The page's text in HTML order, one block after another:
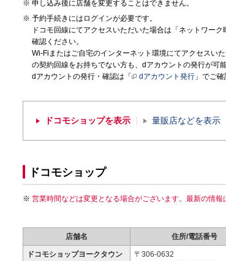
申し込み後に店舗を変更することはできません。
予約手続きにはログインが必要です。
ドコモ回線にてアクセスいただいた場合は「ネットワー
確認ください。
Wi-Fiまたはご自宅のインターネット環境にてアクセスい
の契約回線をお持ちでない方も、dアカウントの発行が可能
dアカウントの発行・確認は「
dアカウント発行 」でご確
ドコモショップを表示 量販店などを表示
ドコモショップ
営業時間などは変更となる場合がございます。最新の情報
店舗名 住所/電話番号
ドコモショップヨークタウン
〒306-0632